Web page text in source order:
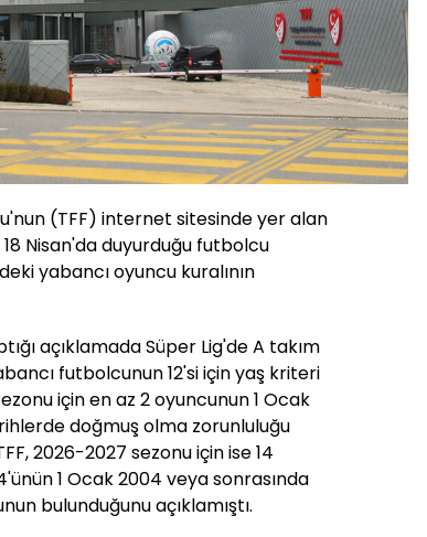
(TFF) internet sitesinde yer alan
Nisan'da duyurduğu futbolcu
yabancı oyuncu kuralının
açıklamada Süper Lig'de A takım
futbolcunun 12'si için yaş kriteri
için en az 2 oyuncunun 1 Ocak
doğmuş olma zorunluluğu
2026-2027 sezonu için ise 14
1 Ocak 2004 veya sonrasında
bulunduğunu açıklamıştı.